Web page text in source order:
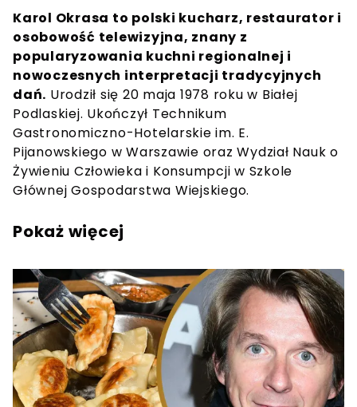
Karol Okrasa to polski kucharz, restaurator i
osobowość telewizyjna, znany z
popularyzowania kuchni regionalnej i
nowoczesnych interpretacji tradycyjnych
dań. Urodził się 20 maja 1978 roku w Białej
Podlaskiej. Ukończył Technikum
Gastronomiczno-Hotelarskie im. E.
Pijanowskiego w Warszawie oraz Wydział Nauk o
Żywieniu Człowieka i Konsumpcji w Szkole
Głównej Gospodarstwa Wiejskiego.
Pokaż więcej